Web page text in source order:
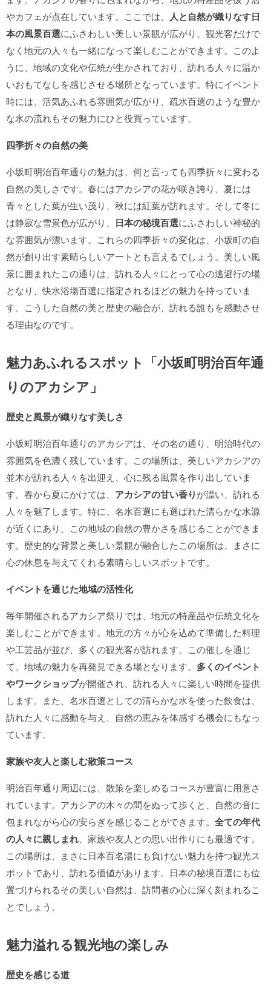
やカフェが点在しています。ここでは、 人と自然が織りなす日
本の風景百選にふさわしい美しい景観が広がり、観光客だけで
なく地元の人々も一緒になって楽しむことができます。このよ
うに、地域の文化や伝統が生かされており、訪れる人々に温か
いおもてなしを感じさせる場所となっています。特にイベント
時には、活気あふれる雰囲気が広がり、疏水百選のような豊か
な水の流れもその魅力にひと役買っています。
四季折々の自然の美
小坂町明治百年通りの魅力は、何と言っても四季折々に変わる
自然の美しさです。春にはアカシアの花が咲き誇り、夏には
青々とした葉が生い茂り、秋には紅葉が訪れます。そして冬に
は静寂な雪景色が広がり、 日本の秘境百選にふさわしい神秘的
な雰囲気が漂います。これらの四季折々の変化は、小坂町の自
然が創り出す素晴らしいアートとも言えるでしょう。美しい風
景に囲まれたこの通りは、訪れる人々にとって心の逃避行の場
となり、快水浴場百選に指定されるほどの魅力を持っていま
す。こうした自然の美と歴史の融合が、訪れる誰もを感動させ
る理由なのです。
魅力あふれるスポット「小坂町明治百年通
りのアカシア」
歴史と風景が織りなす美しさ
小坂町明治百年通りのアカシアは、その名の通り、明治時代の
雰囲気を色濃く残しています。この場所は、美しいアカシアの
並木が訪れる人々を出迎え、心に残る風景を作り出していま
す。春から夏にかけては、 アカシアの甘い香りが漂い、訪れる
人々を魅了します。特に、名水百選にも選ばれた清らかな水源
が近くにあり、この地域の自然の豊かさを感じることができま
す。歴史的な背景と美しい景観が融合したこの場所は、まさに
心の休息を与えてくれる素晴らしいスポットです。
イベントを通じた地域の活性化
毎年開催されるアカシア祭りでは、地元の特産品や伝統文化を
楽しむことができます。地元の方々が心を込めて準備した料理
や工芸品が並び、多くの観光客が訪れます。この催しを通じ
て、地域の魅力を再発見できる場となります。 多くのイベント
やワークショップが開催され、訪れる人々に楽しい時間を提供
します。また、名水百選としての清らかな水を使った飲食は、
訪れた人々に感動を与え、自然の恵みを体感する機会にもなっ
ています。
家族や友人と楽しむ散策コース
明治百年通り周辺には、散策を楽しめるコースが豊富に用意さ
れています。アカシアの木々の間をぬって歩くと、自然の音に
包まれながら心の安らぎを感じることができます。 全ての年代
の人々に親しまれ 、家族や友人との思い出作りにも最適です。
この場所は、まさに日本百名湯にも負けない魅力を持つ観光ス
ポットであり、訪れる価値があります。日本の秘境百選にも位
置づけられるその美しい自然は、訪問者の心に深く刻まれるこ
とでしょう。
魅力溢れる観光地の楽しみ
歴史を感じる道